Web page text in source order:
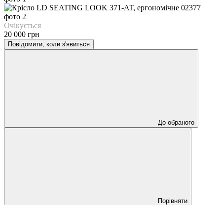
Очікується
20 000 грн
Повідомити, коли з'явиться
До обраного
Порівняти